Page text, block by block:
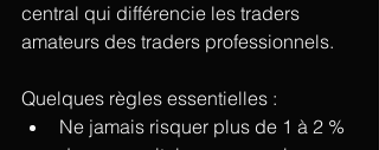
central qui différencie les traders
amateurs des traders professionnels.
Quelques règles essentielles :
Ne jamais risquer plus de 1 à 2 %